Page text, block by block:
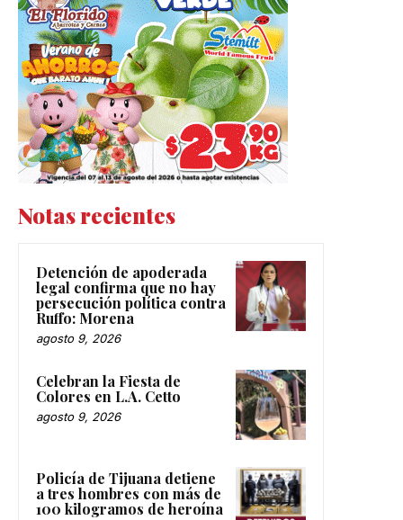
Notas recientes
Detención de apoderada
legal confirma que no hay
persecución política contra
Ruffo: Morena
agosto 9, 2026
Celebran la Fiesta de
Colores en L.A. Cetto
agosto 9, 2026
Policía de Tijuana detiene
a tres hombres con más de
100 kilogramos de heroína